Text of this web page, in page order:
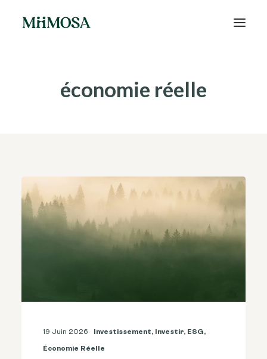
économie réelle
19 Juin 2026 Investissement, Investir, ESG,
Économie Réelle